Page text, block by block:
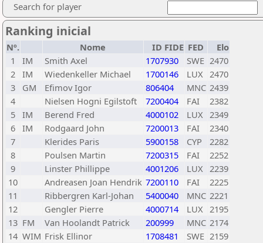
Search for player
Ranking inicial
Nº. Nome ID FIDE FED
Elo
1
IM Smith Axel 1707930 SWE 2470
2 IM Wiedenkeller Michael 1700146 LUX 2470
3
GM Efimov Igor 806404 MNC 2439
4
Nielsen Hogni Egilstoft 7200404 FAI
2382
5 IM Berend Fred 4000102 LUX 2349
6 IM Rodgaard John 7200013 FAI
2340
7
Klerides Paris 5900158 CYP
2282
8
Poulsen Martin 7200315 FAI
2252
9
Linster Phillippe 4001206 LUX 2239
10
Andreasen Joan Hendrik 7200110 FAI
2225
11
Ribbergren Karl-Johan 5400040 MNC 2221
12
Gengler Pierre 4000714 LUX 2195
13 FM Van Hoolandt Patrick 200999 MNC 2174
14 WIM Frisk Ellinor 1708481 SWE 2159